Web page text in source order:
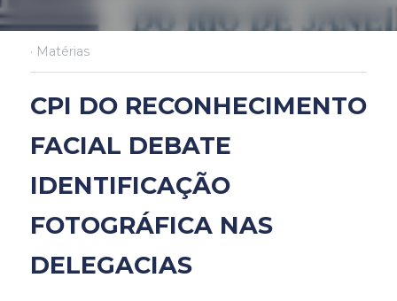
· Matérias
CPI DO RECONHECIMENTO
FACIAL DEBATE
IDENTIFICAÇÃO
FOTOGRÁFICA NAS
DELEGACIAS